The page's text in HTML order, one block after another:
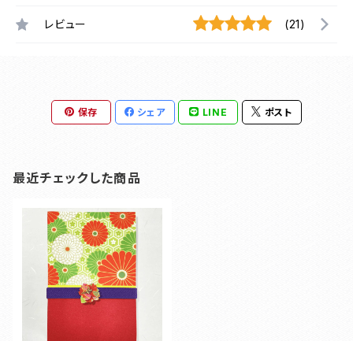
レビュー (21)
保存 シェア LINE ポスト
最近チェックした商品